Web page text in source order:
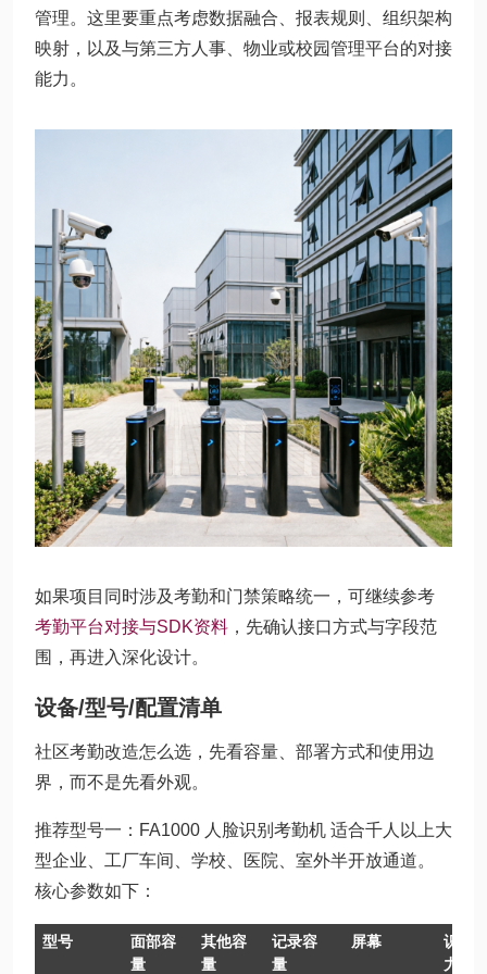
管理。这里要重点考虑数据融合、报表规则、组织架构
映射，以及与第三方人事、物业或校园管理平台的对接
能力。
如果项目同时涉及考勤和门禁策略统一，可继续参考
考勤平台对接与SDK资料 ，先确认接口方式与字段范
围，再进入深化设计。
设备/型号/配置清单
社区考勤改造怎么选，先看容量、部署方式和使用边
界，而不是先看外观。
推荐型号一：FA1000 人脸识别考勤机 适合千人以上大
型企业、工厂车间、学校、医院、室外半开放通道。
核心参数如下：
型号
面部容
量
其他容
量
记录容
量
屏幕
识别
力